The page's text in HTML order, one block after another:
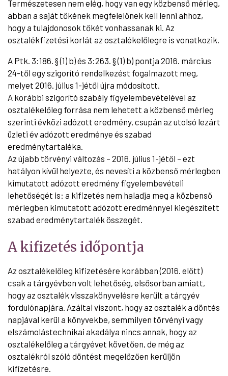
Természetesen nem elég, hogy van egy közbenső mérleg,
abban a saját tőkének megfelelőnek kell lenni ahhoz,
hogy a tulajdonosok tőkét vonhassanak ki. Az
osztalékfizetési korlát az osztalékelőlegre is vonatkozik.
A Ptk. 3:186. § (1) b) és 3:263. § (1) b) pontja 2016. március
24-től egy szigorító rendelkezést fogalmazott meg,
melyet 2016. július 1-jétől újra módosított.
A korábbi szigorító szabály figyelembevételével az
osztalékelőleg forrása nem lehetett a közbenső mérleg
szerinti évközi adózott eredmény, csupán az utolsó lezárt
üzleti év adózott eredménye és szabad
eredménytartaléka.
Az újabb törvényi változás – 2016. július 1-jétől – ezt
hatályon kívül helyezte, és nevesíti a közbenső mérlegben
kimutatott adózott eredmény figyelembevételi
lehetőségét is: a kifizetés nem haladja meg a közbenső
mérlegben kimutatott adózott eredménnyel kiegészített
szabad eredménytartalék összegét.
A kifizetés időpontja
Az osztalékelőleg kifizetésére korábban (2016. előtt)
csak a tárgyévben volt lehetőség, elsősorban amiatt,
hogy az osztalék visszakönyvelésre került a tárgyév
fordulónapjára. Azáltal viszont, hogy az osztalék a döntés
napjával kerül a könyvekbe, semmilyen törvényi vagy
elszámolástechnikai akadálya nincs annak, hogy az
osztalékelőleg a tárgyévet követően, de még az
osztalékról szóló döntést megelőzően kerüljön
kifizetésre.